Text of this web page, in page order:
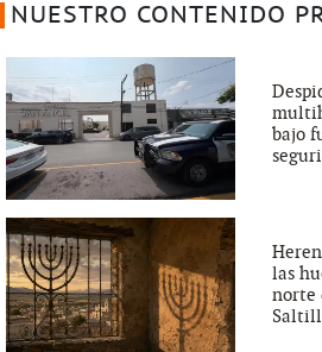
NUESTRO CONTENIDO
bajo
las
norte